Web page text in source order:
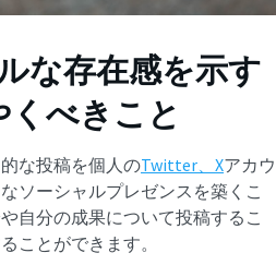
な存在感を示す
べきこと
な投稿を個人のTwitter、Xアカウ
ソーシャルプレゼンスを築くこ
自分の成果について投稿するこ
ことができます。